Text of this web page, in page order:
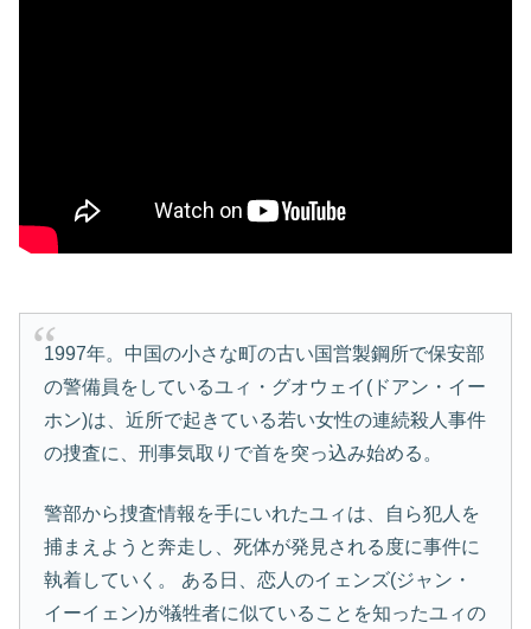
1997年。中国の小さな町の古い国営製鋼所で保安部
の警備員をしているユィ・グオウェイ(ドアン・イー
ホン)は、近所で起きている若い女性の連続殺人事件
の捜査に、刑事気取りで首を突っ込み始める。
警部から捜査情報を手にいれたユィは、自ら犯人を
捕まえようと奔走し、死体が発見される度に事件に
執着していく。 ある日、恋人のイェンズ(ジャン・
イーイェン)が犠牲者に似ていることを知ったユィの